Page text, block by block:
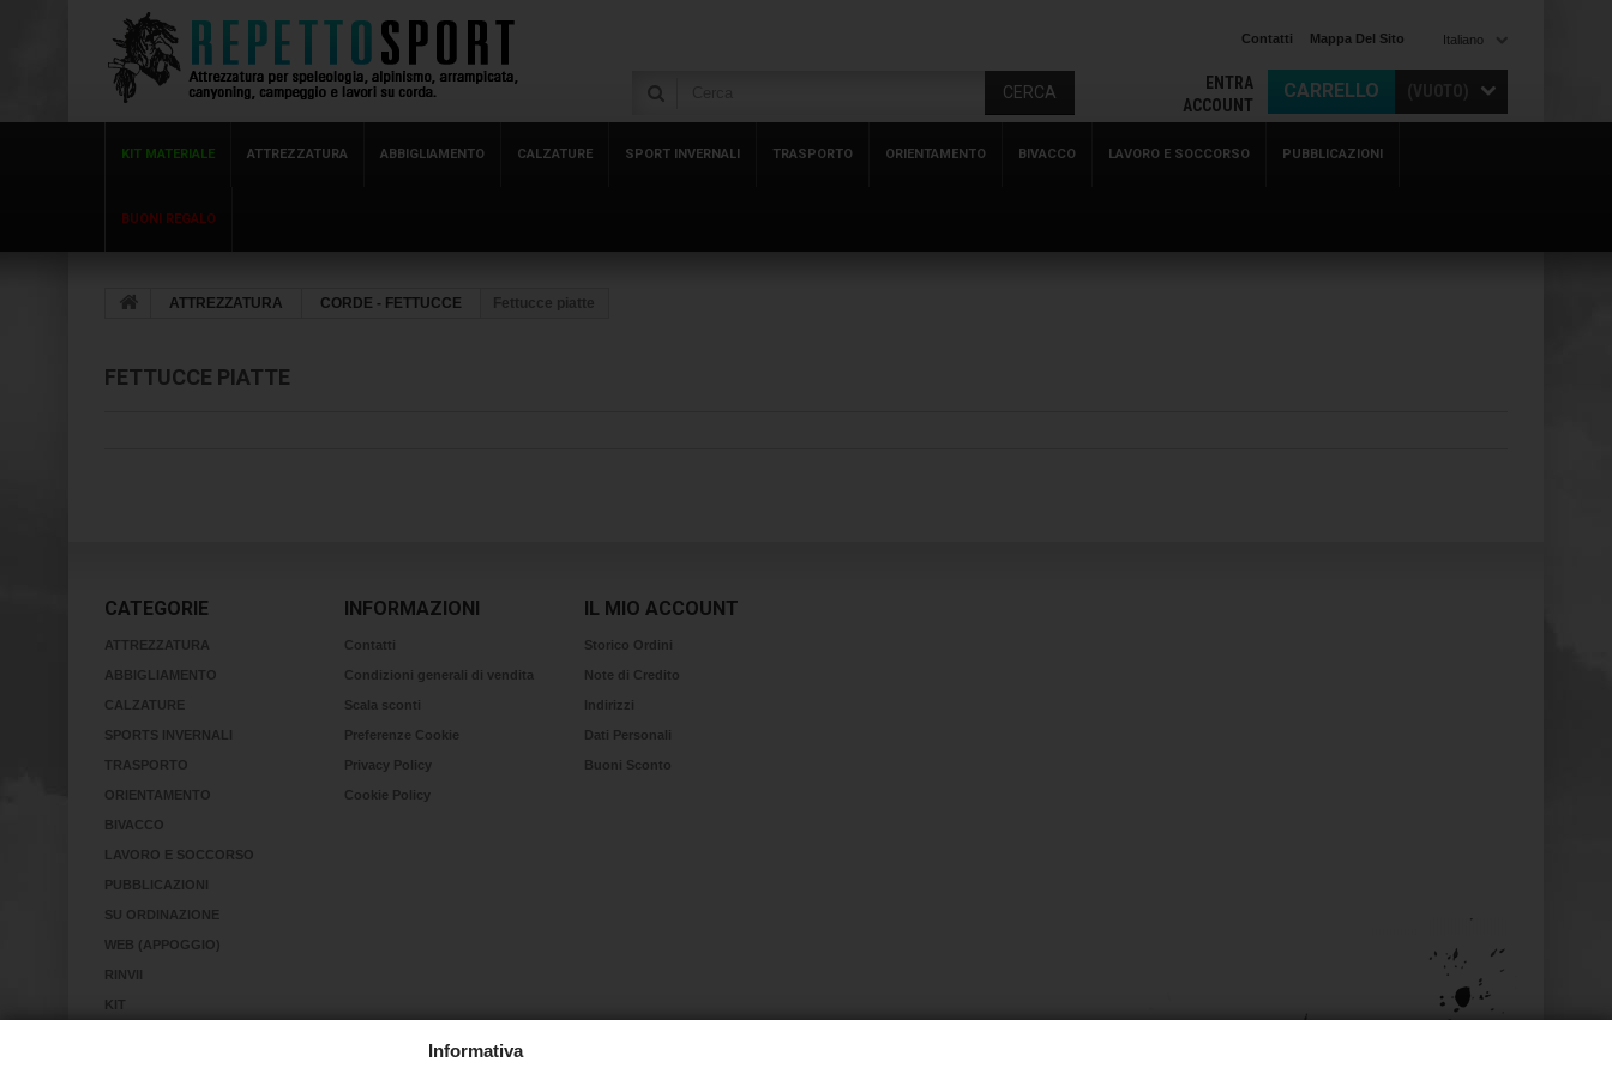
Italiano
Contatti Mappa Del Sito
CARRELLO
ENTRA
ACCOUNT
CERCA
KIT MATERIALE ATTREZZATURA ABBIGLIAMENTO CALZATURE SPORT INVERNALI TRASPORTO ORIENTAMENTO BIVACCO LAVORO E SOCCORSO PUBBLICAZIONI
BUONI REGALO
ATTREZZATURA CORDE - FETTUCCE Fettucce piatte
FETTUCCE PIATTE
CATEGORIE
ATTREZZATURA
ABBIGLIAMENTO
CALZATURE
SPORTS INVERNALI
TRASPORTO
ORIENTAMENTO
BIVACCO
LAVORO E SOCCORSO
PUBBLICAZIONI
SU ORDINAZIONE
WEB (APPOGGIO)
RINVII
KIT
INFORMAZIONI
Contatti
Condizioni generali di vendita
Scala sconti
Preferenze Cookie
Privacy Policy
Cookie Policy
IL MIO ACCOUNT
Storico Ordini
Note di Credito
Indirizzi
Dati Personali
Buoni Sconto
Informativa